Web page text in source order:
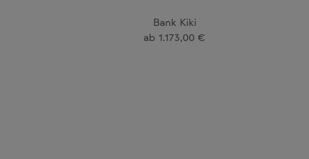
Bank Kiki
Regulärer Preis:
ab 1.173,00 €